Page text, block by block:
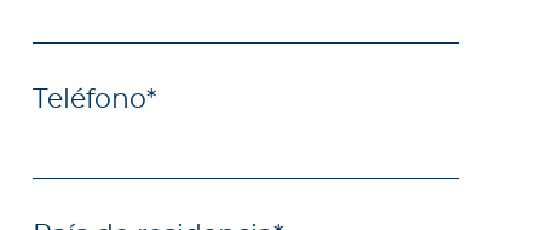
Teléfono*